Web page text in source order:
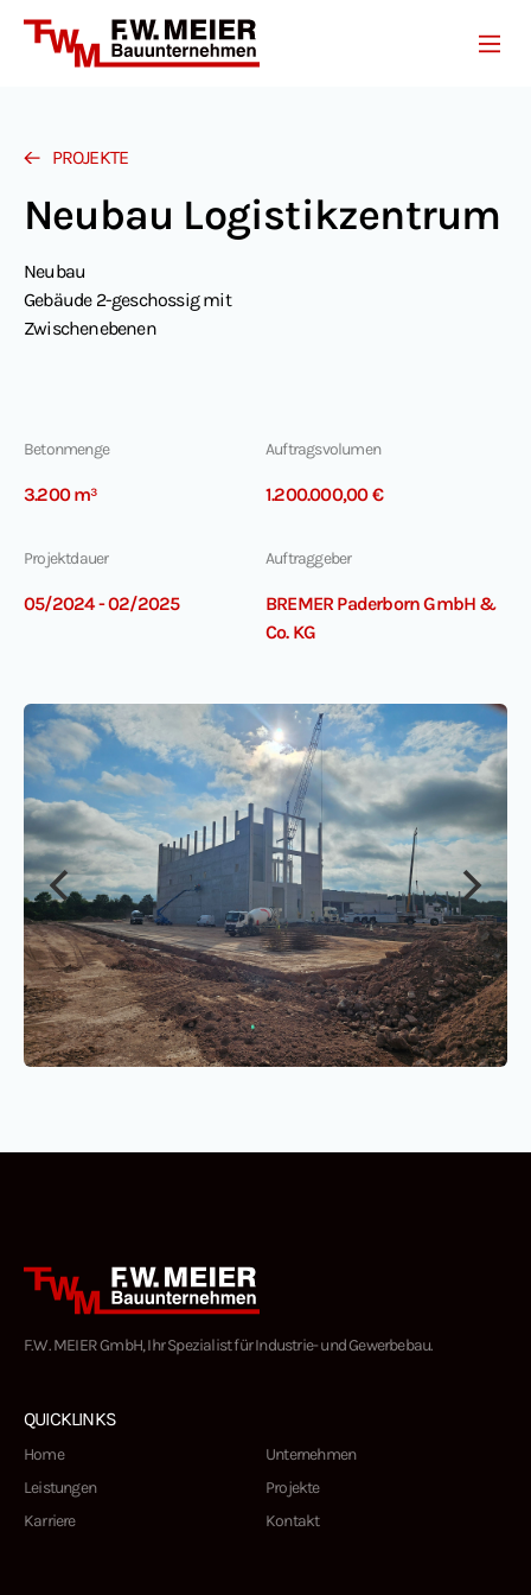
Leistungen
Kontakt
PROJEKTE
Neubau Logistikzentrum
Neubau
Gebäude 2-geschossig mit
Zwischenebenen
Betonmenge
3.200 m³
Auftragsvolumen
1.200.000,00 €
Projektdauer
05/2024 - 02/2025
Auftraggeber
BREMER Paderborn GmbH &
Co. KG
F.W. MEIER GmbH, Ihr Spezialist für Industrie- und Gewerbebau.
QUICKLINKS
Home
Unternehmen
Leistungen
Projekte
Karriere
Kontakt